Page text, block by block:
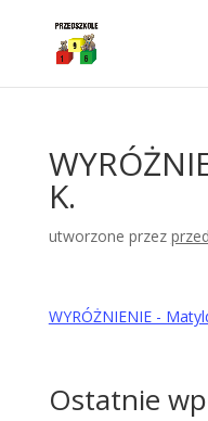
K.
utworzone przez
WYRÓŻNIENIE -
Ostatnie